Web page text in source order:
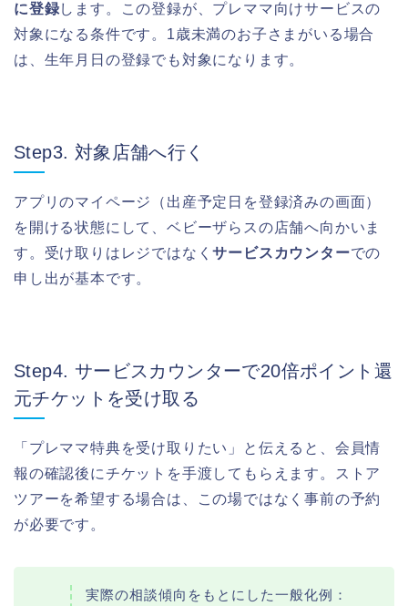
に登録します。この登録が、プレママ向けサービスの
対象になる条件です。1歳未満のお子さまがいる場合
は、生年月日の登録でも対象になります。
Step3. 対象店舗へ行く
アプリのマイページ（出産予定日を登録済みの画面）
を開ける状態にして、ベビーザらスの店舗へ向かいま
す。受け取りはレジではなくサービスカウンターでの
申し出が基本です。
Step4. サービスカウンターで20倍ポイント還
元チケットを受け取る
「プレママ特典を受け取りたい」と伝えると、会員情
報の確認後にチケットを手渡してもらえます。ストア
ツアーを希望する場合は、この場ではなく事前の予約
が必要です。
実際の相談傾向をもとにした一般化例：